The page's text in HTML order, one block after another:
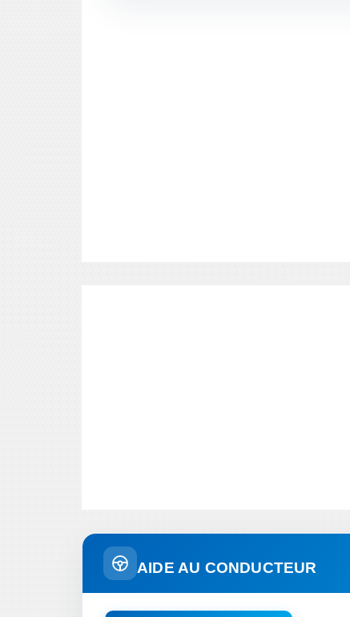
AIDE AU CONDUCTEUR